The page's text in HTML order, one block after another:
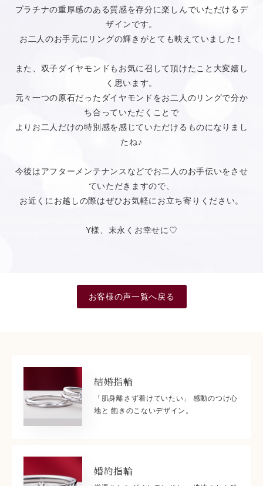
プラチナの重厚感のある質感を存分に楽しんでいただけるデ
ザインです。
お二人のお手元にリングの輝きがとても映えていました！
また、双子ダイヤモンドもお気に召して頂けたこと大変嬉し
く思います。
元々一つの原石だったダイヤモンドをお二人のリングで分か
ち合っていただくことで
よりお二人だけの特別感を感じていただけるものになりまし
たね♪
今後はアフターメンテナンスなどでお二人のお手伝いをさせ
ていただきますので、
お近くにお越しの際はぜひお気軽にお立ち寄りください。
Y様、末永くお幸せに♡
お客様の声一覧へ戻る
結婚指輪
「肌身離さず着けていたい」 感動のつけ心
地と 飽きのこないデザイン。
婚約指輪